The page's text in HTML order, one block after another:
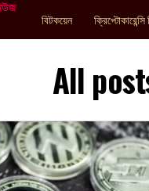
বিটকয়েন
All